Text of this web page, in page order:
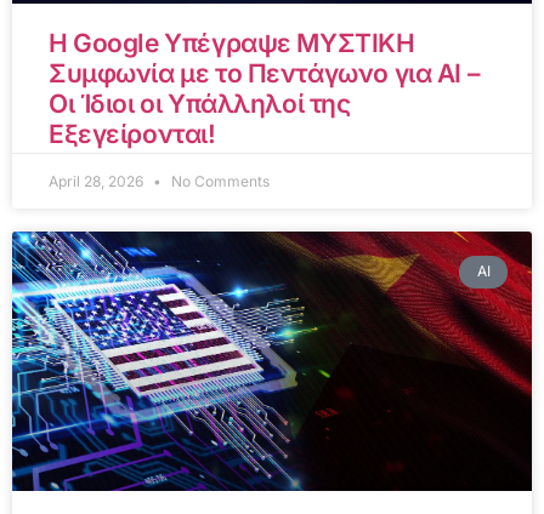
Η Google Υπέγραψε ΜΥΣΤΙΚΗ
Συμφωνία με το Πεντάγωνο για AI –
Οι Ίδιοι οι Υπάλληλοί της
Εξεγείρονται!
April 28, 2026 No Comments
AI